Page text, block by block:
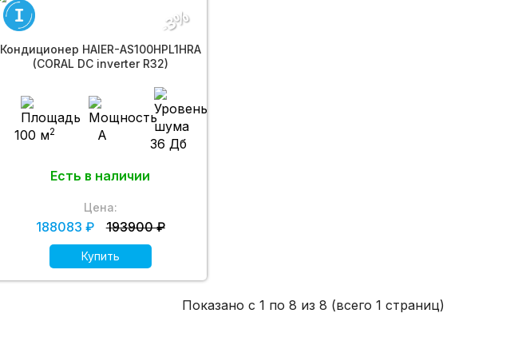
Кондиционер HAIER-AS100HPL1HRA
(CORAL DC inverter R32)
100 м2 A
36 Дб
Есть в наличии
-3%
Цена:
188083 ₽ 193900 ₽
Купить
Показано с 1 по 8 из 8 (всего 1 страниц)